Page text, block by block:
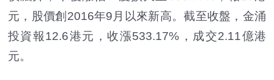
元，股價創2016年9月以來新高。截至收盤，金涌
投資報12.6港元，收漲533.17%，成交2.11億港
元。